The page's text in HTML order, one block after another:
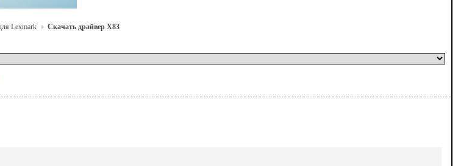
Lexmark Скачать драйвер X83